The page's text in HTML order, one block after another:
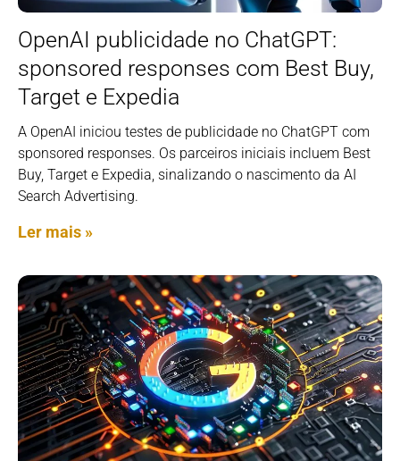
OpenAI publicidade no ChatGPT:
sponsored responses com Best Buy,
Target e Expedia
A OpenAI iniciou testes de publicidade no ChatGPT com
sponsored responses. Os parceiros iniciais incluem Best
Buy, Target e Expedia, sinalizando o nascimento da AI
Search Advertising.
Ler mais »